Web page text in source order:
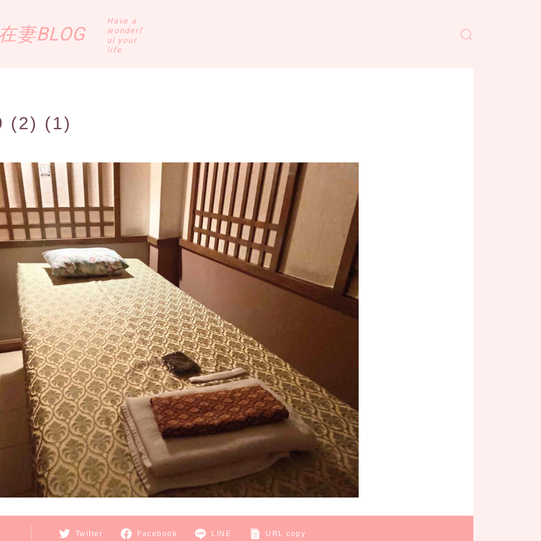
妻BLOG
Have a
wonderf
ul your
life
(2) (1)
Twitter Facebook LINE URL copy